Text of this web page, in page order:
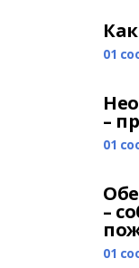
01
–
01
–
01